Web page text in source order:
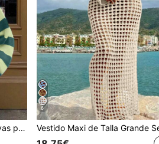
Suéter holgado de mujer a rayas para otoño, cuello redondo, hombros caídos, ajuste holgado, estilo casual coreano, cómodo suéter para volver a la escuela en otoño
6